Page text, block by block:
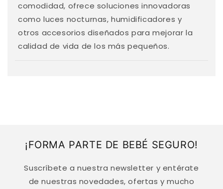
d
o
d
comodidad, ofrece soluciones innovadoras
como luces nocturnas, humidificadores y
otros accesorios diseñados para mejorar la
calidad de vida de los más pequeños.
¡FORMA PARTE DE BEBÉ SEGURO!
Suscríbete a nuestra newsletter y entérate
de nuestras novedades, ofertas y mucho